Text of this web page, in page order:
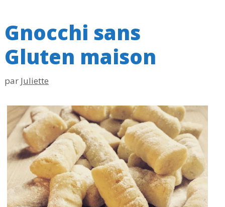
Gnocchi sans
Gluten maison
par Juliette